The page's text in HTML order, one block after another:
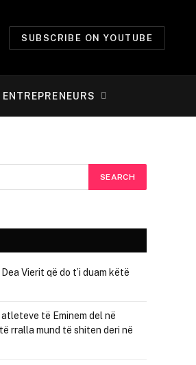
SUBSCRIBE ON YOUTUBE
ENTREPRENEURS
Vierit që do t’i duam këtë
të Eminem del në
rralla mund të shiten deri në